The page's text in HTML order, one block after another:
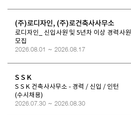
(주)로디자인, (주)로건축사사무소
로디자인_ 신입사원 및 5년차 이상 경력사원
모집
2026.08.01 ~ 2026.08.17
S S K
S S K 건축사사무소 - 경력 / 신입 / 인턴
(수시채용)
2026.07.30 ~ 2026.08.30